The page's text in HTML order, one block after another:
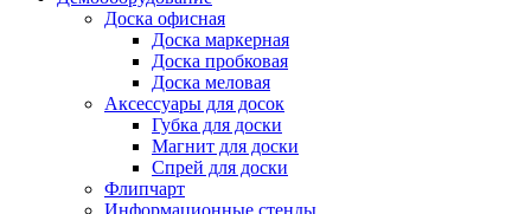
Доска офисная
Доска маркерная
Доска пробковая
Доска меловая
Аксессуары для досок
Губка для доски
Магнит для доски
Спрей для доски
Флипчарт
Информационные стенды